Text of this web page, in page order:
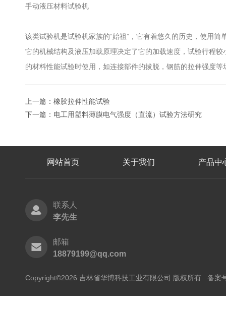
手动液压材料试验机
该类试验机是试验机家族的“始祖”，它有着悠久的历史，使用
它的机械结构及液压加载原理决定了它的加载速度，试验行程
的材料性能试验时使用，如连接部件的拔脱，钢筋的拉伸强度等
上一篇： 橡胶拉伸性能试验
下一篇： 电工用塑料薄膜电气强度（直流）试验方法研究
网站首页 关于我们 产品中
联系人
李先生
邮箱
18879199@qq.com
Copyright©2026 吉林省华博科技工业有限公司 版权所有 备案